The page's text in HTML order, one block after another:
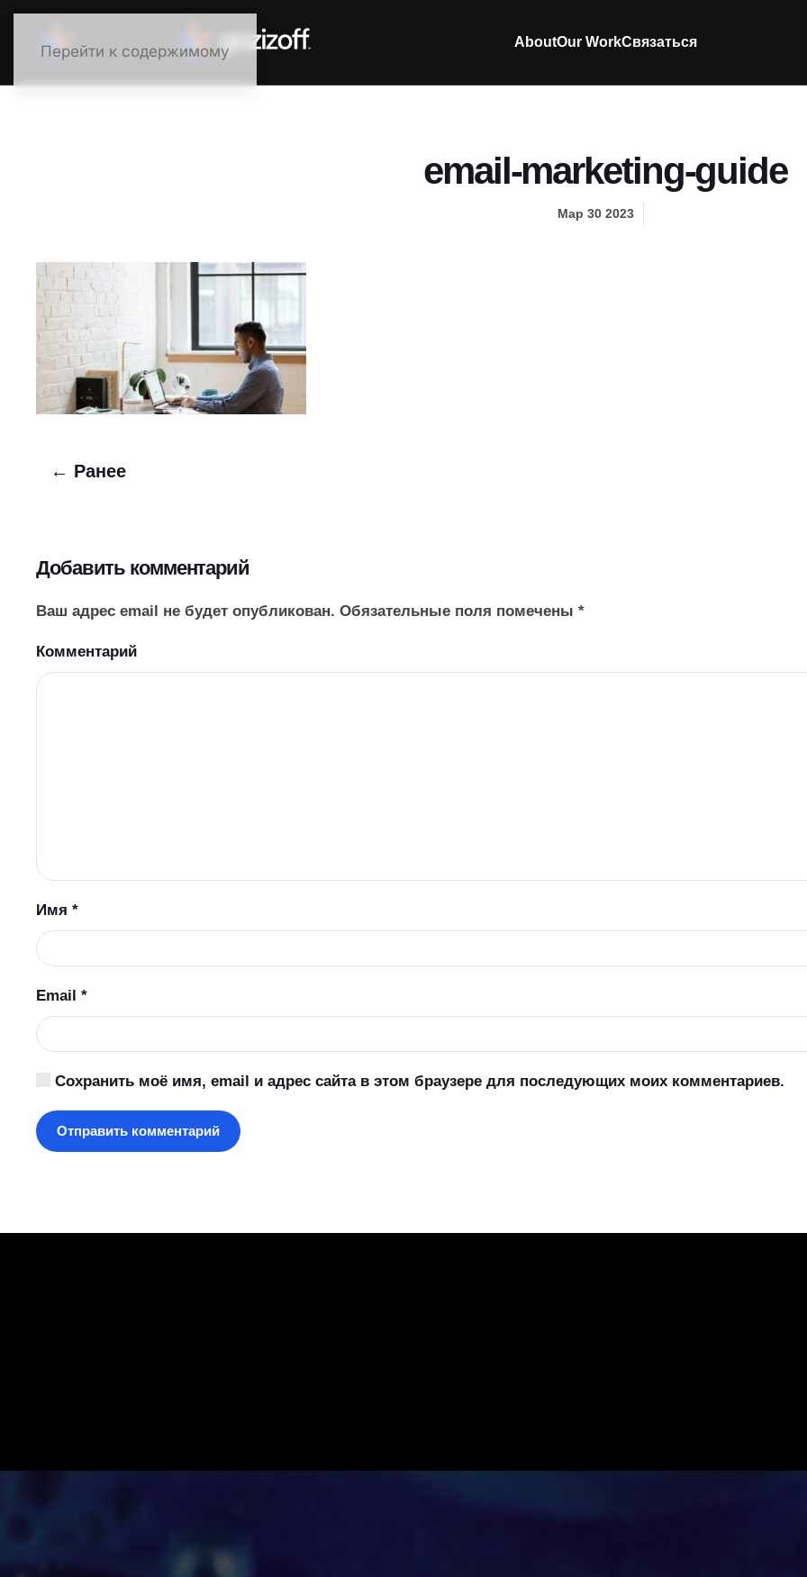
Перейти к содержимому
AboutOur WorkСвязаться
email-marketing-guide
Мар 30 2023
← Ранее
Добавить комментарий
Ваш адрес email не будет опубликован. Обязательные поля помечены *
Комментарий
Имя *
Email *
Сохранить моё имя, email и адрес сайта в этом браузере для последующих моих комментариев.
Отправить комментарий